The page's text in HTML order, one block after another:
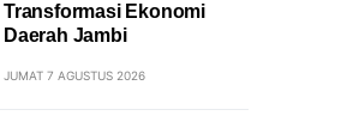
Transformasi Ekonomi
Daerah Jambi
JUMAT 7 AGUSTUS 2026